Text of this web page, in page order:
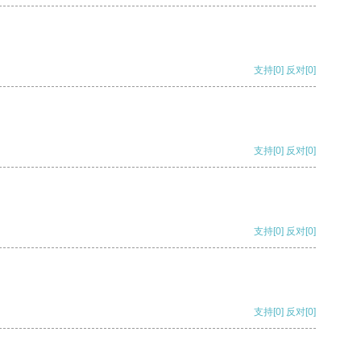
支持[0] 反对[0]
支持[0] 反对[0]
支持[0] 反对[0]
支持[0] 反对[0]